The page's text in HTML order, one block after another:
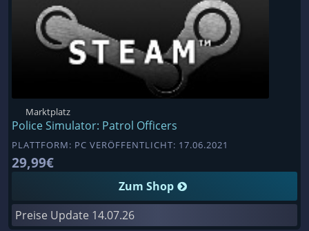
Marktplatz
Police Simulator: Patrol Officers
PLATTFORM: PC VERÖFFENTLICHT: 17.06.2021
29,99€
Zum Shop
Preise Update 14.07.26